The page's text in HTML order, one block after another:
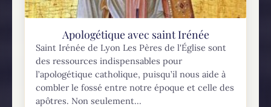
Apologétique avec saint Irénée
Saint Irénée de Lyon Les Pères de l'Église sont
des ressources indispensables pour
l’apologétique catholique, puisqu’il nous aide à
combler le fossé entre notre époque et celle des
apôtres. Non seulement...